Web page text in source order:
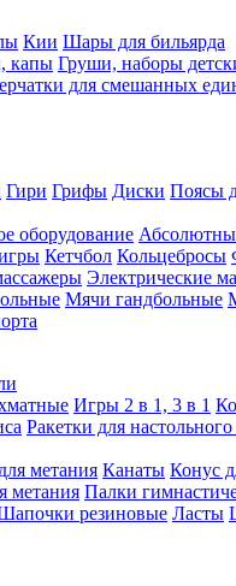
Кии Шары для бильярда
капы Груши, наборы
для смешанных
Гири Грифы Диски Поясы
оборудование
Кетчбол Кольцебросы
Электрические
Мячи гандбольные
Игры 2 в 1, 3 в 1
Ракетки для
метания Канаты Конус
метания Палки
резиновые Ласты